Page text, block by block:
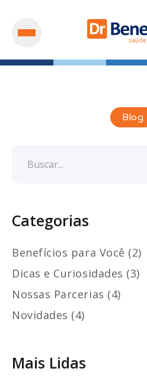
Blog
Categorias
Benefícios para Você (2)
Dicas e Curiosidades (3)
Nossas Parcerias (4)
Novidades (4)
Mais Lidas